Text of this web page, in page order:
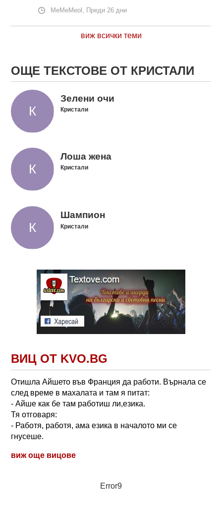
MeMeMeol, Преди 26 дни
виж всички теми
ОЩЕ ТЕКСТОВЕ ОТ КРИСТАЛИ
Зелени очи
Кристали
Лоша жена
Кристали
Шампион
Кристали
ВИЦ ОТ KVO.BG
Отишла Айшето във Франция да работи. Върнала се
след време в махалата и там я питат:
- Айше как бе там работиш ли,езика.
Тя отговаря:
- Работя, работя, ама езика в началото ми се
гнусеше.
виж още вицове
Error9